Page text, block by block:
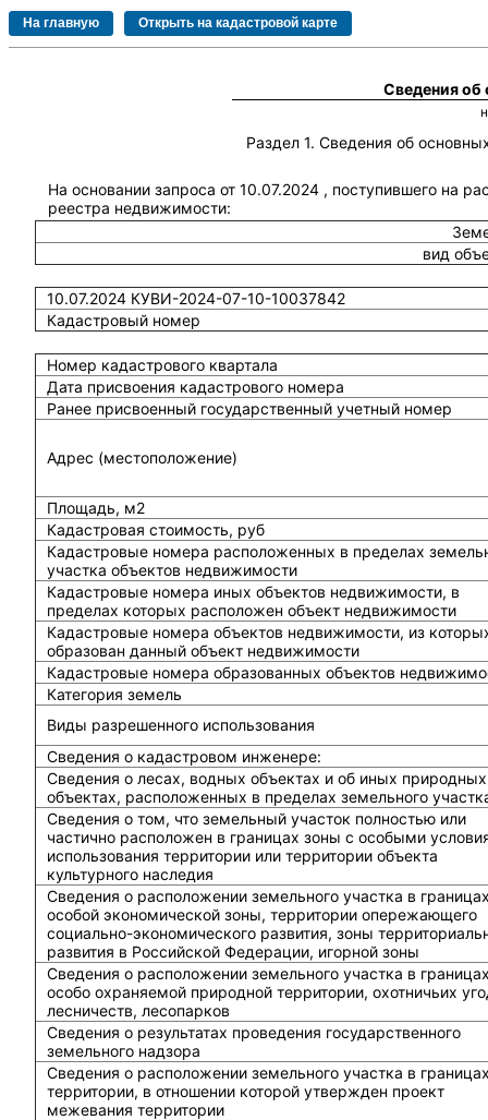
Сведения
Раздел 1. Сведения об
На основании запроса от 10.07.2024 , поступившего на
реестра недвижимости:
вид
10.07.2024 КУВИ-2024-07-10-10037842
Кадастровый номер
Номер кадастрового квартала
Дата присвоения кадастрового номера
Ранее присвоенный государственный учетный номер
Адрес (местоположение)
Площадь, м2
Кадастровая стоимость, руб
Кадастровые номера расположенных в пределах
участка объектов недвижимости
Кадастровые номера иных объектов недвижимости, в
пределах которых расположен объект недвижимости
Кадастровые номера объектов недвижимости, из
образован данный объект недвижимости
Кадастровые номера образованных объектов
Категория земель
Виды разрешенного использования
Сведения о кадастровом инженере:
Cведения о лесах, водных объектах и об иных природных
объектах, расположенных в пределах земельного
Сведения о том, что земельный участок полностью или
частично расположен в границах зоны с особыми
использования территории или территории объекта
культурного наследия
Сведения о расположении земельного участка в
особой экономической зоны, территории опережающего
социально-экономического развития, зоны
развития в Российской Федерации, игорной зоны
Сведения о расположении земельного участка в
особо охраняемой природной территории, охотничьих
лесничеств, лесопарков
Сведения о результатах проведения государственного
земельного надзора
Сведения о расположении земельного участка в
территории, в отношении которой утвержден проект
межевания территории